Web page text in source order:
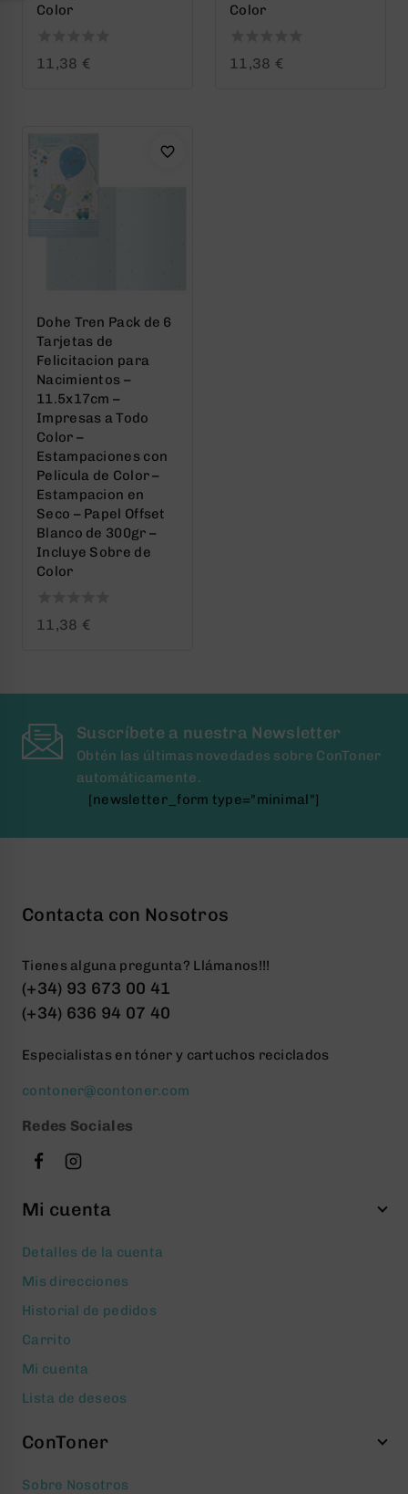
Color
011,38 €
Color
011,38 €
Dohe Tren Pack de 6
Tarjetas de
Felicitacion para
Nacimientos –
11.5x17cm –
Impresas a Todo
Color –
Estampaciones con
Pelicula de Color –
Estampacion en
Seco – Papel Offset
Blanco de 300gr –
Incluye Sobre de
Color
011,38 €
Suscríbete a nuestra Newsletter
Obtén las últimas novedades sobre ConToner
automáticamente.
[newsletter_form type="minimal"]
Contacta con Nosotros
Tienes alguna pregunta? Llámanos!!!
(+34) 93 673 00 41
(+34) 636 94 07 40
Especialistas en tóner y cartuchos reciclados
contoner@contoner.com
Redes Sociales
Mi cuenta
Detalles de la cuenta
Mis direcciones
Historial de pedidos
Carrito
Mi cuenta
Lista de deseos
ConToner
Sobre Nosotros